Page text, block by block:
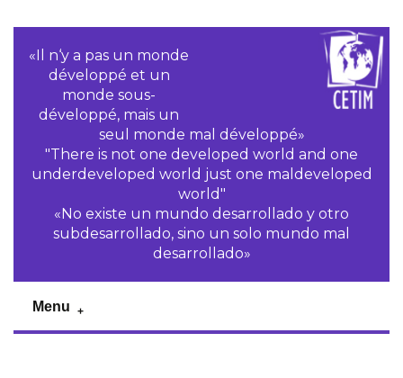
«Il n‘y a pas un monde
développé et un
monde sous-
développé, mais un
seul monde mal développé»
"There is not one developed world and one
underdeveloped world just one maldeveloped
world"
«No existe un mundo desarrollado y otro
subdesarrollado, sino un solo mundo mal
desarrollado»
Menu